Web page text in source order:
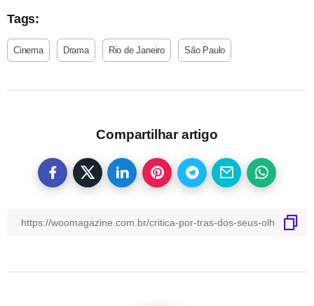
Tags:
Cinema Drama Rio de Janeiro São Paulo
Compartilhar artigo